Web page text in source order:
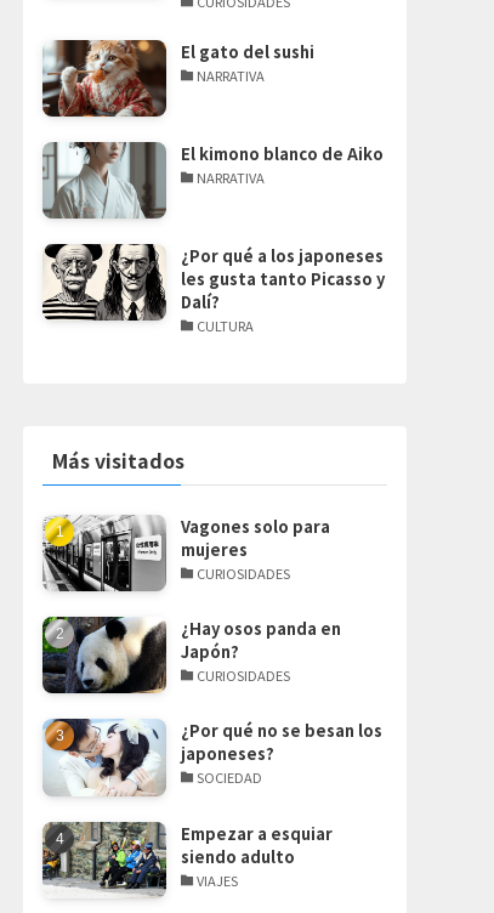
El gato del sushi
NARRATIVA
El kimono blanco de Aiko
NARRATIVA
¿Por qué a los japoneses
les gusta tanto Picasso y
Dalí?
CULTURA
Más visitados
Vagones solo para
mujeres
CURIOSIDADES
¿Hay osos panda en
Japón?
CURIOSIDADES
¿Por qué no se besan los
japoneses?
SOCIEDAD
Empezar a esquiar
siendo adulto
VIAJES